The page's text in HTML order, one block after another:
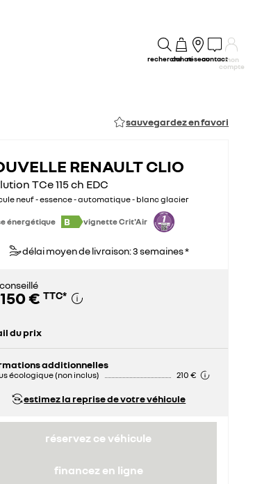
rechercheachatréseaucontactmon
compte
sauvegardez en favori
RENAULT CLIO
TCe 115 ch EDC
neuf - essence - automatique - blanc glacier
énergétique B vignette Crit'Air
délai moyen de livraison: 3 semaines *
€ TTC*
du prix
additionnelles
écologique (non inclus) 210 €
estimez la reprise de votre véhicule
réservez ce véhicule
financez en ligne